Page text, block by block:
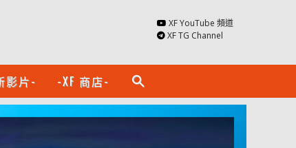
XF YouTube 頻道
XF TG Channel
影片- -XF 商店- search